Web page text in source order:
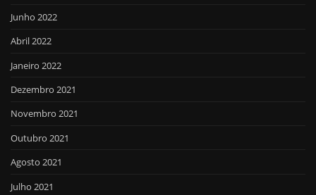
Junho 2022
Abril 2022
Janeiro 2022
Dezembro 2021
Novembro 2021
Outubro 2021
Agosto 2021
Julho 2021